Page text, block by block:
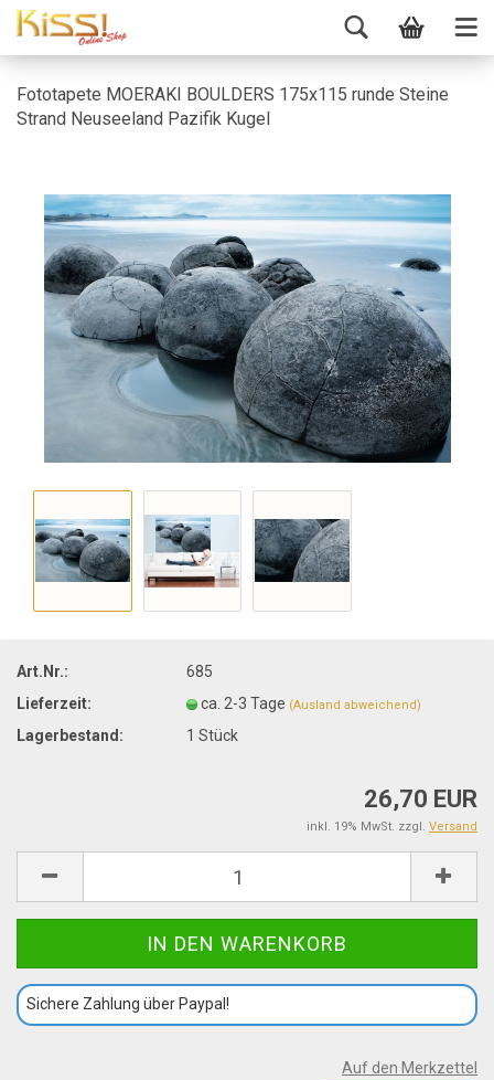
Fototapete MOERAKI BOULDERS 175x115 runde Steine
Strand Neuseeland Pazifik Kugel
Art.Nr.:
685
Lieferzeit:
ca. 2-3 Tage (Ausland abweichend)
Lagerbestand: 1Stück
26,70 EUR
inkl. 19% MwSt. zzgl. Versand
Sichere Zahlung über Paypal!
Auf den Merkzettel